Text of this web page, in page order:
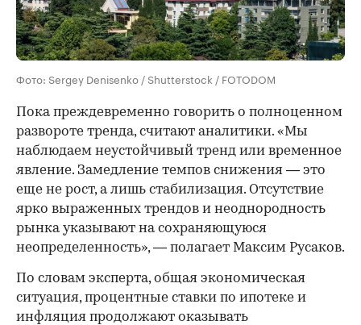
Фото: Sergey Denisenko / Shutterstock / FOTODOM
Пока преждевременно говорить о полноценном
развороте тренда, считают аналитики. «Мы
наблюдаем неустойчивый тренд или временное
явление. Замедление темпов снижения — это
еще не рост, а лишь стабилизация. Отсутствие
ярко выраженных трендов и неоднородность
рынка указывают на сохраняющуюся
неопределенность», — полагает Максим Русаков.
По словам эксперта, общая экономическая
ситуация, процентные ставки по ипотеке и
инфляция продолжают оказывать